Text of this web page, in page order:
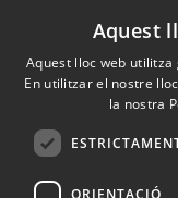
Cairó
Eficiencia
Cairó. Av. Salou, 55
Aquest
Aquest lloc web
En utilitzar el nostre
la nostra
ORIENTACIÓ